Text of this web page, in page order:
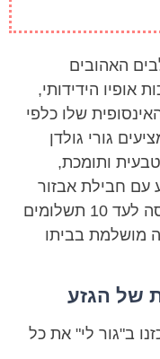
האהובים
אופיו הידידותי,
שלו כלפי
גורי גולדן
ותומכת,
מגיע עם חבילת אבזור
מלאה, ליווי מקצועי ואפשרות פריסה לעד 10 תשלומים
מושלמת בביתו
של הגזע
ב"גור לי" את כל